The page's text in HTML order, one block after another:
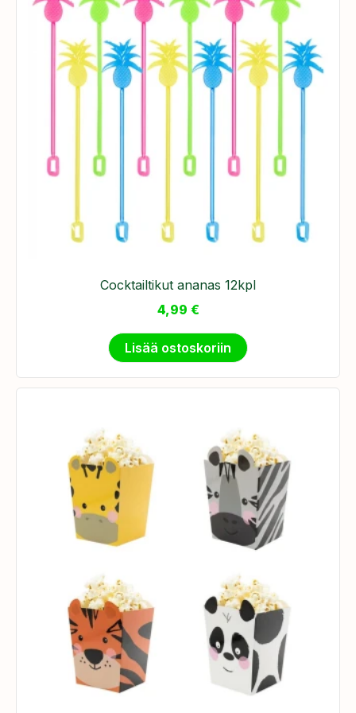
Cocktailtikut ananas 12kpl
4,99 €
Lisää ostoskoriin